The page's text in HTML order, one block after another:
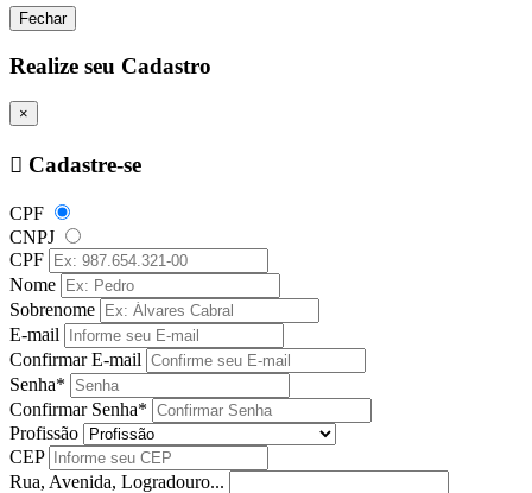
Fechar
Realize seu Cadastro
×
Cadastre-se
CPF
CNPJ
CPF
Nome
Sobrenome
E-mail
Confirmar E-mail
Senha*
Confirmar Senha*
Profissão
CEP
Rua, Avenida, Logradouro...